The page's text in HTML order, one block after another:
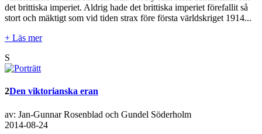
det brittiska imperiet. Aldrig hade det brittiska imperiet förefallit så
stort och mäktigt som vid tiden strax före första världskriget 1914...
+ Läs mer
S
2Den viktorianska eran
av: Jan-Gunnar Rosenblad och Gundel Söderholm
2014-08-24